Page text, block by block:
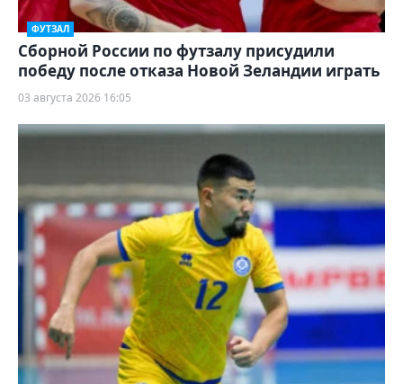
ФУТЗАЛ
Сборной России по футзалу присудили
победу после отказа Новой Зеландии играть
03 августа 2026 16:05